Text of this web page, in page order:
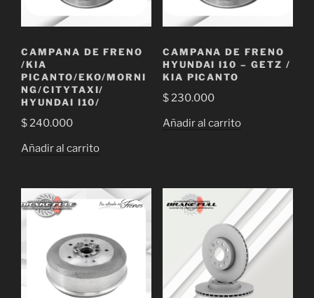
CAMPANA DE FRENO
/KIA
PICANTO/EKO/MORNI
NG/CITYTAXI/
HYUNDAI I10/
$240.000
Añadir al carrito
CAMPANA DE FRENO
HYUNDAI I10 – GETZ /
KIA PICANTO
$230.000
Añadir al carrito